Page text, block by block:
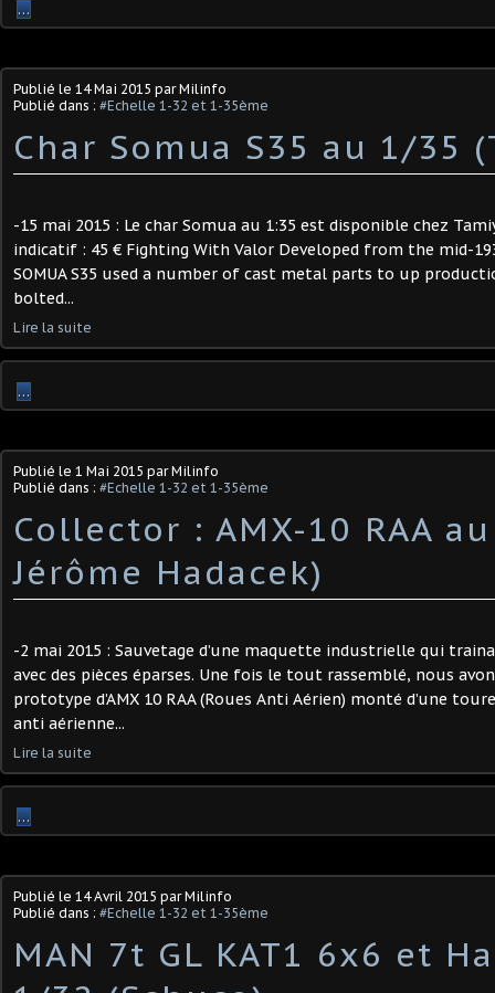
…
Publié le 14 Mai 2015 par Milinfo
Publié dans : #Echelle 1-32 et 1-35ème
Char Somua S35 au 1/35
-15 mai 2015 : Le char Somua au 1:35 est disponible chez
indicatif : 45 € Fighting With Valor Developed from the mid-
SOMUA S35 used a number of cast metal parts to up
bolted...
Lire la suite
…
Publié le 1 Mai 2015 par Milinfo
Publié dans : #Echelle 1-32 et 1-35ème
Collector : AMX-10 RAA
Jérôme Hadacek)
-2 mai 2015 : Sauvetage d’une maquette industrielle qui
avec des pièces éparses. Une fois le tout rassemblé, nous
prototype d’AMX 10 RAA (Roues Anti Aérien) monté d’une
anti aérienne...
Lire la suite
…
Publié le 14 Avril 2015 par Milinfo
Publié dans : #Echelle 1-32 et 1-35ème
MAN 7t GL KAT1 6x6 et